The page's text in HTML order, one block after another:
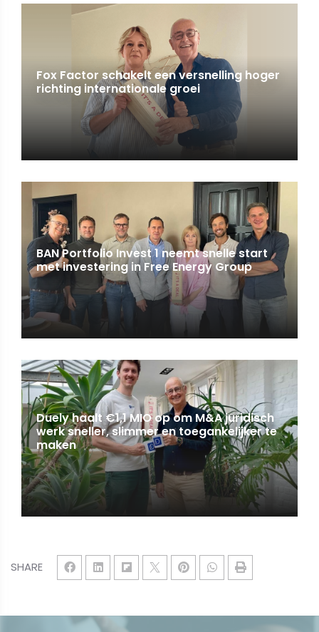
SHARE
Fox Factor schakelt een versnelling hoger
richting internationale groei
BAN Portfolio Invest 1 neemt snelle start
met investering in Free Energy Group
Duely haalt €1,1 MIO op om M&A juridisch
werk sneller, slimmer en toegankelijker te
maken